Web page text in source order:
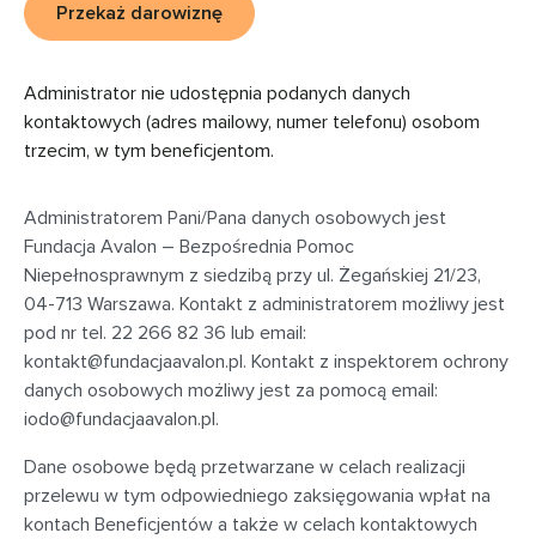
Przekaż darowiznę
Administrator nie udostępnia podanych danych
kontaktowych (adres mailowy, numer telefonu) osobom
trzecim, w tym beneficjentom.
Administratorem Pani/Pana danych osobowych jest
Fundacja Avalon – Bezpośrednia Pomoc
Niepełnosprawnym z siedzibą przy ul. Żegańskiej 21/23,
04-713 Warszawa. Kontakt z administratorem możliwy jest
pod nr tel. 22 266 82 36 lub email:
kontakt@fundacjaavalon.pl. Kontakt z inspektorem ochrony
danych osobowych możliwy jest za pomocą email:
iodo@fundacjaavalon.pl.
Dane osobowe będą przetwarzane w celach realizacji
przelewu w tym odpowiedniego zaksięgowania wpłat na
kontach Beneficjentów a także w celach kontaktowych